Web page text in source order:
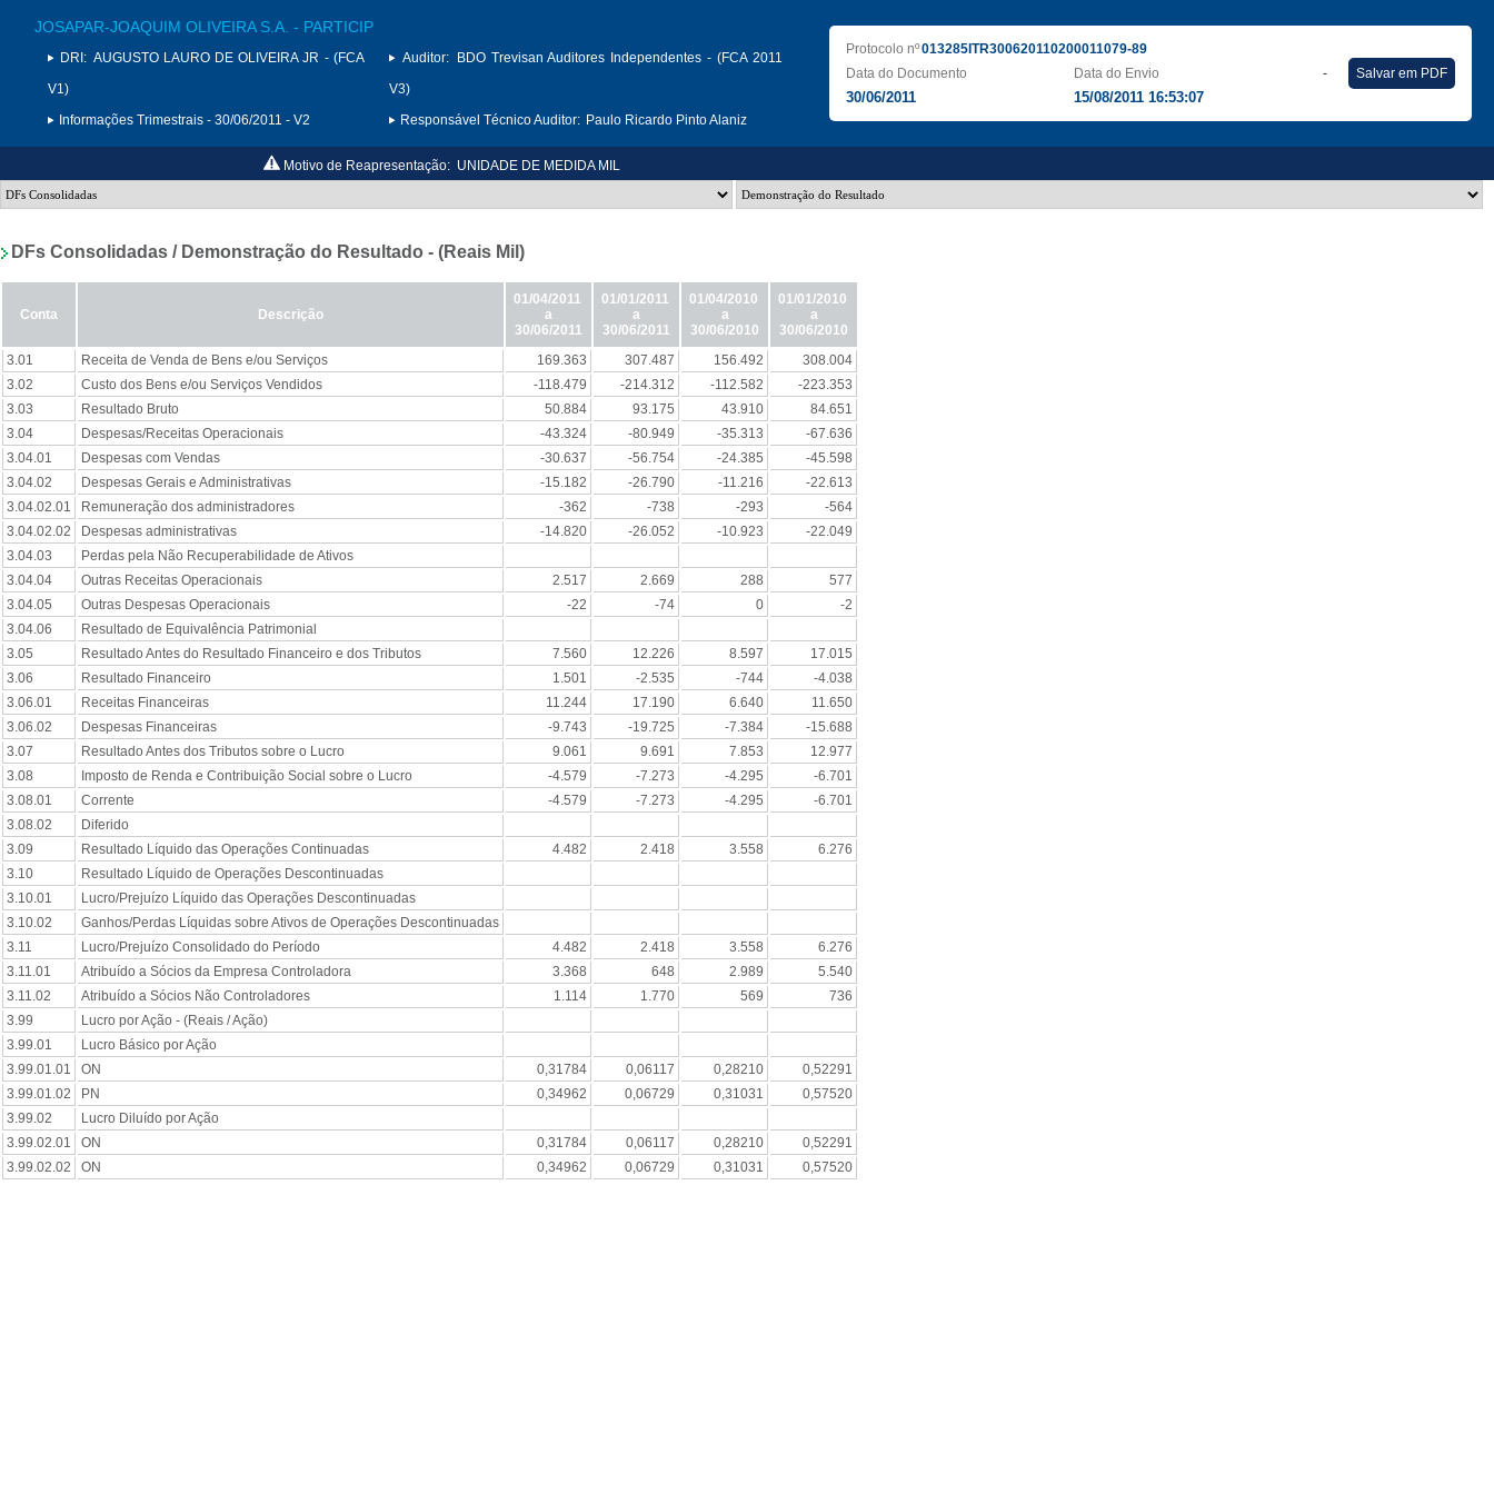
JOSAPAR-JOAQUIM OLIVEIRA S.A. - PARTICIP
DRI: AUGUSTO LAURO DE OLIVEIRA JR - (FCA
V1)
Informações Trimestrais - 30/06/2011 - V2
Auditor:
BDO Trevisan Auditores Independentes - (FCA 2011
V3)
Responsável Técnico Auditor: Paulo Ricardo Pinto Alaniz
Protocolo nº013285ITR300620110200011079-89
Data do Documento
30/06/2011
Data do Envio
15/08/2011 16:53:07
- Salvar em PDF
Motivo de Reapresentação: UNIDADE DE MEDIDA MIL